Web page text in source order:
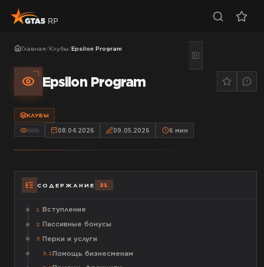
Главная/Клубы/Epsilon Program
Epsilon Program
КЛУБЫ
08.04.2026 09.05.2026 6 мин
СОДЕРЖАНИЕ 21
1 Вступление
2 Пассивные бонусы
3 Перки и услуги
3.1Помощь бизнесменам